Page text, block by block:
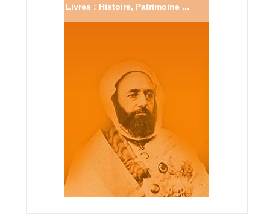
Livres : Histoire, Patrimoine ...